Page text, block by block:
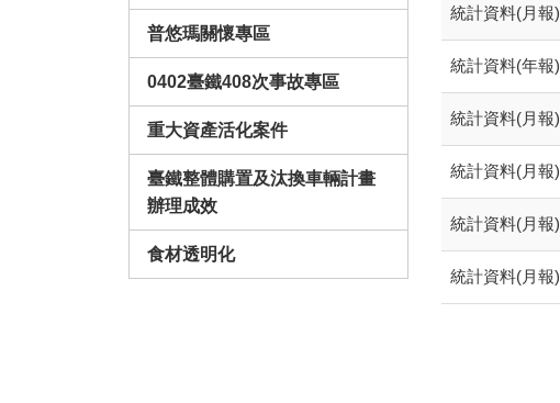
普悠瑪關懷專區
0402臺鐵408次事故專區
重大資產活化案件
臺鐵整體購置及汰換車輛計畫
辦理成效
食材透明化
統計資料(月報)
統計資料(年報)
統計資料(月報)
統計資料(月報)
統計資料(月報)
統計資料(月報)